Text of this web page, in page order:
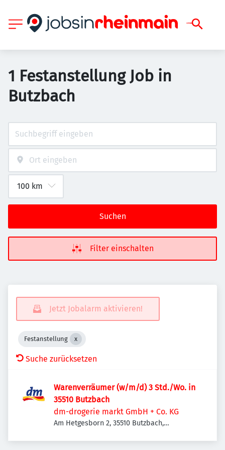
1 Festanstellung Job in
Butzbach
Suchen
Filter einschalten
Jetzt Jobalarm aktivieren!
Festanstellung
Suche zurücksetzen
Warenverräumer (w/m/d) 3 Std./Wo. in
35510 Butzbach
dm-drogerie markt GmbH + Co. KG
Am Hetgesborn 2, 35510 Butzbach,